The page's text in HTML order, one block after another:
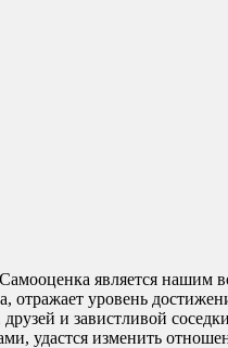
является нашим
отражает уровень
и завистливой
удастся изменить